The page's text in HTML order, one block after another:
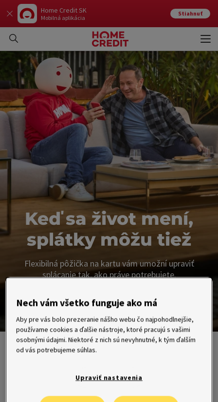
Home Credit SK
Mobilná aplikácia
Stiahnuť
Keď sa život mení,
splátky môžu tiež
Flexibilná pôžička na kartu vám umožní upraviť
splácanie tak, ako práve potrebujete.
Viac o pôžičke
Snímek 1Snímek 2
Flexibilná pôžička na kartu
Prispôsobí sa vám výškou splátky aj opakovaným čerpaním.
Nech vám všetko funguje ako má
Aby pre vás bolo prezeranie nášho webu čo najpohodlnejšie,
používame cookies a ďalšie nástroje, ktoré pracujú s vašimi
osobnými údajmi. Niektoré z nich sú nevyhnutné, k tým ďalším
od vás potrebujeme súhlas.
Upraviť nastavenia